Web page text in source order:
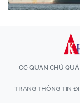
CƠ QUAN CHỦ
TRANG THÔNG TIN